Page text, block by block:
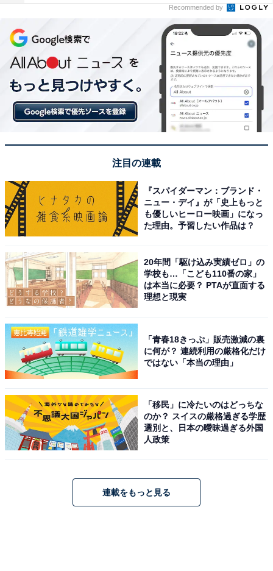
Recommended by
注目の連載
『スパイダーマン：ブランド・
ニュー・デイ』が「史上もっと
も優しいヒーロー映画」になっ
た理由。予習したい作品は？
20年間「駆け込み実績ゼロ」の
学校も…「こども110番の家」
は本当に必要？ PTAが直面する
理想と現実
「青春18きっぷ」販売激減の裏
に何が？ 連続利用の厳格化だけ
ではない「本当の理由」
「移民」に冷たいのはどっちな
のか？ スイスの厳格過ぎる学歴
選別と、日本の曖昧過ぎる外国
人政策
連載をもっと見る